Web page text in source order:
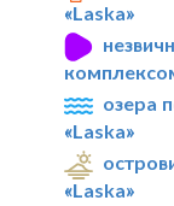
«Laska»
озера
«Laska»
«Laska»